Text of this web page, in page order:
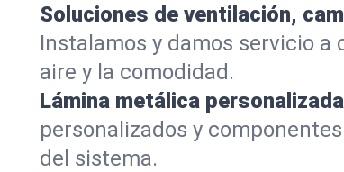
Soluciones de ventilación,
Instalamos y damos servicio a
aire y la comodidad.
Lámina metálica
personalizados y
del sistema.